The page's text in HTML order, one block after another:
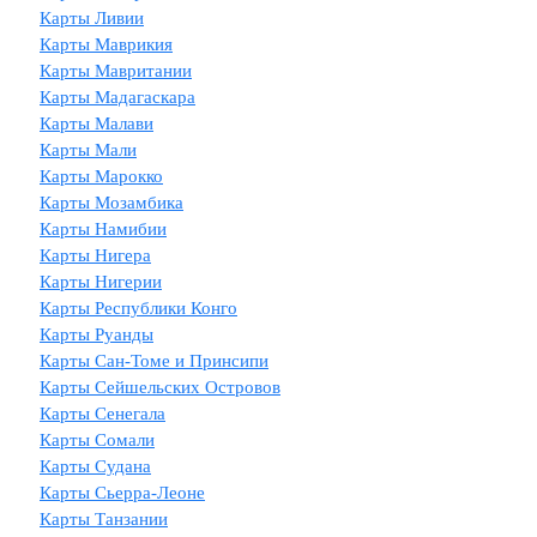
Карты Ливии
Карты Маврикия
Карты Мавритании
Карты Мадагаскара
Карты Малави
Карты Мали
Карты Марокко
Карты Мозамбика
Карты Намибии
Карты Нигера
Карты Нигерии
Карты Республики Конго
Карты Руанды
Карты Сан-Томе и Принсипи
Карты Сейшельских Островов
Карты Сенегала
Карты Сомали
Карты Судана
Карты Сьерра-Леоне
Карты Танзании